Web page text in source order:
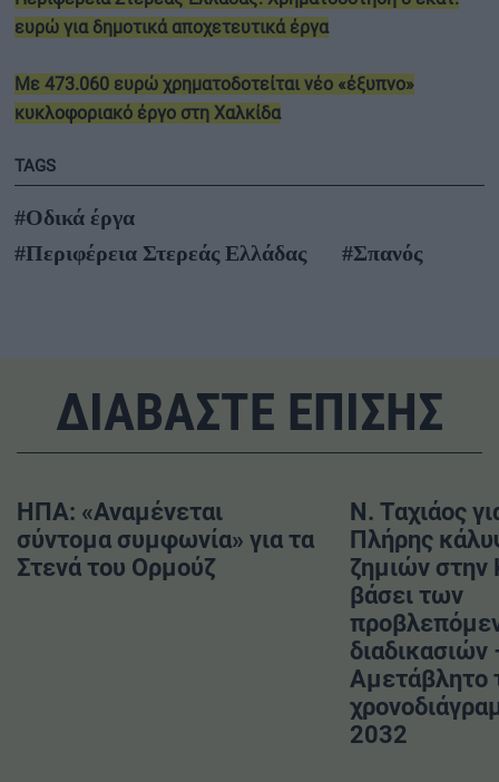
ευρώ για δημοτικά αποχετευτικά έργα
Με 473.060 ευρώ χρηματοδοτείται νέο «έξυπνο»
κυκλοφοριακό έργο στη Χαλκίδα
TAGS
#Οδικά έργα
#Περιφέρεια Στερεάς Ελλάδας
#Σπανός
ΔΙΑΒΑΣΤΕ ΕΠΙΣΗΣ
ΗΠΑ: «Αναμένεται
σύντομα συμφωνία» για τα
Στενά του Ορμούζ
Ν. Ταχιάος
Πλήρης
ζημιών στην
βάσει των
διαδικασιών
Αμετάβλητο
2032